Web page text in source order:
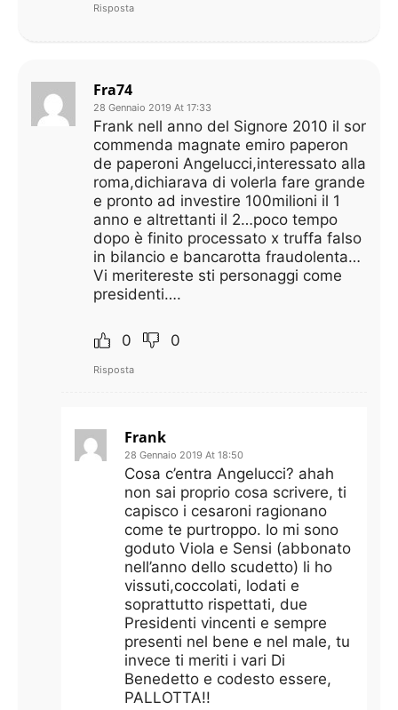
Risposta
Fra74
28 Gennaio 2019 At 17:33
Frank nell anno del Signore 2010 il sor
commenda magnate emiro paperon
de paperoni Angelucci,interessato alla
roma,dichiarava di volerla fare grande
e pronto ad investire 100milioni il 1
anno e altrettanti il 2…poco tempo
dopo è finito processato x truffa falso
in bilancio e bancarotta fraudolenta…
Vi meritereste sti personaggi come
presidenti….
0 0
Risposta
Frank
28 Gennaio 2019 At 18:50
Cosa c’entra Angelucci? ahah
non sai proprio cosa scrivere, ti
capisco i cesaroni ragionano
come te purtroppo. Io mi sono
goduto Viola e Sensi (abbonato
nell’anno dello scudetto) li ho
vissuti,coccolati, lodati e
soprattutto rispettati, due
Presidenti vincenti e sempre
presenti nel bene e nel male, tu
invece ti meriti i vari Di
Benedetto e codesto essere,
PALLOTTA!!